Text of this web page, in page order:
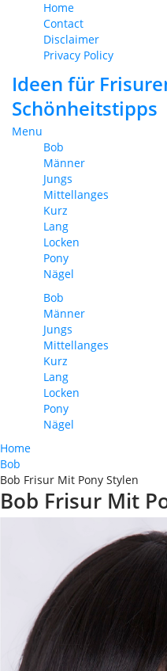
Home
Contact
Disclaimer
Privacy Policy
Ideen für
Schönheitstipps
Menu
Bob
Männer
Jungs
Mittellanges
Kurz
Lang
Locken
Pony
Nägel
Bob
Männer
Jungs
Mittellanges
Kurz
Lang
Locken
Pony
Nägel
Home
Bob
Bob Frisur Mit Pony Stylen
Bob Frisur Mit